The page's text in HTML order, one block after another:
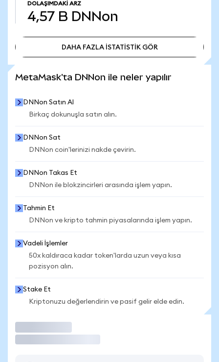
DOLAŞIMDAKI ARZ
4,57 B DNNon
DAHA FAZLA İSTATİSTİK GÖR
MetaMask'ta DNNon ile neler yapılır
DNNon Satın Al
Birkaç dokunuşla satın alın.
DNNon Sat
DNNon coin'lerinizi nakde çevirin.
DNNon Takas Et
DNNon ile blokzincirleri arasında işlem yapın.
Tahmin Et
DNNon ve kripto tahmin piyasalarında işlem yapın.
Vadeli İşlemler
50x kaldıraca kadar token'larda uzun veya kısa
pozisyon alın.
Stake Et
Kriptonuzu değerlendirin ve pasif gelir elde edin.